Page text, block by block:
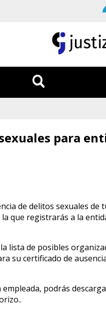
para
de delitos sexuales de
la que registrarás a la
lista de posibles
su certificado de
podrás